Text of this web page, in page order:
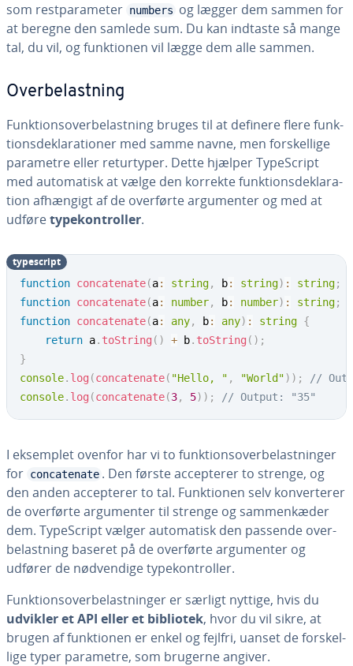
som re­st­pa­ra­me­ter numbers og lægger dem sammen for
at beregne den samlede sum. Du kan indtaste så mange
tal, du vil, og funk­tio­nen vil lægge dem alle sammen.
Over­be­last­ning
Funk­tions­over­be­last­ning bruges til at definere flere funk­
tions­de­kla­ra­tio­ner med samme navne, men for­skel­li­ge
parametre eller re­tur­ty­per. Dette hjælper Ty­pe­Script
med au­to­ma­tisk at vælge den korrekte funk­tions­de­kla­ra­
tion afhængigt af de overførte ar­gu­men­ter og med at
udførety­pe­kon­trol­ler.
function concatenate(a: string, b: string) : string;
function concatenate(a: number, b: number) : string;
function concatenate(a: any, b: any) : string {
return a. toString ( ) + b. toString ( ) ;
}
console. log (concatenate( "Hello, " , "World") ) ;
//
console. log (concatenate(3, 5) ) ; // Output: "35"
ty­pe­script
I eksemplet ovenfor har vi to funk­tions­over­be­last­nin­ger
for concatenate . Den første ac­cep­te­rer to strenge, og
den anden ac­cep­te­rer to tal. Funk­tio­nen selv kon­ver­te­rer
de overførte ar­gu­men­ter til strenge og sam­men­kæ­der
dem. Ty­pe­Script vælger au­to­ma­tisk den passende over­
be­last­ning baseret på de overførte ar­gu­men­ter og
udfører de nød­ven­di­ge ty­pe­kon­trol­ler.
Funk­tions­over­be­last­nin­ger er særligt nyttige, hvis du
udvikler et API eller et bibliotek, hvor du vil sikre, at
brugen af funk­tio­nen er enkel og fejlfri, uanset de for­skel­
li­ge typer parametre, som brugerne angiver.